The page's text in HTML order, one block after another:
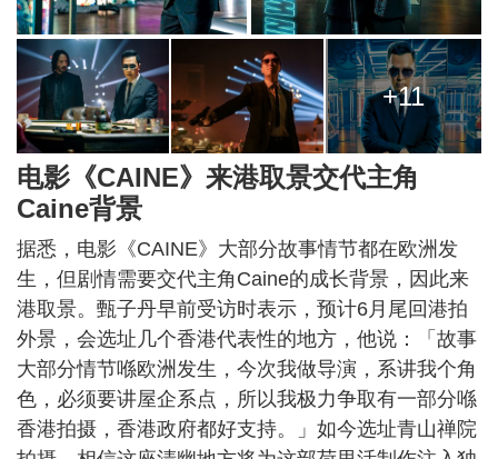
+11
电影《CAINE》来港取景交代主角
Caine背景
据悉，电影《CAINE》大部分故事情节都在欧洲发
生，但剧情需要交代主角Caine的成长背景，因此来
港取景。甄子丹早前受访时表示，预计6月尾回港拍
外景，会选址几个香港代表性的地方，他说：「故事
大部分情节喺欧洲发生，今次我做导演，系讲我个角
色，必须要讲屋企系点，所以我极力争取有一部分喺
香港拍摄，香港政府都好支持。」如今选址青山禅院